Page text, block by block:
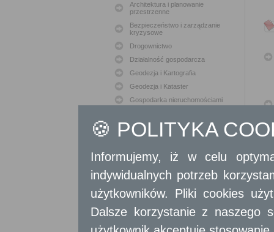
Architektura i planowanie
przestrzenne
Bezpieczeństwo i zarządzanie
kryzysowe
Drogownictwo
Działalność gospodarcza
Geodezja i Kartografia
Geodezja i Kataster
Gospodarka nieruchomościami
Ochrona Środowiska
Podatki i opłaty lokalne
Polityka społeczna
Skargi i wnioski
Sport i Rekreacja
Sprawy komunalne
🍪 POLITYKA
Informujemy, iż w celu
indywidualnych potrzeb
użytkowników. Pliki cookies
Dalsze korzystanie z naszego